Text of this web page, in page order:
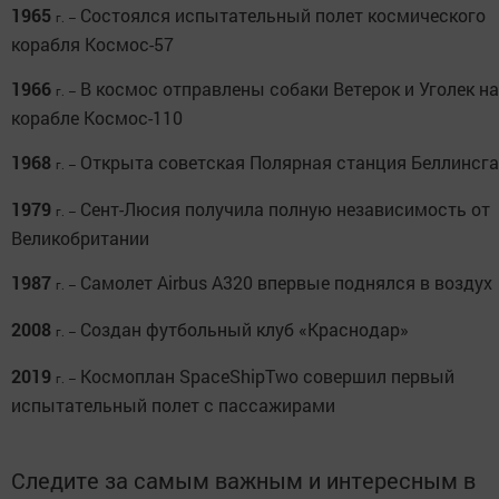
1965 г. – Состоялся испытательный полет космического
корабля Космос-57
1966 г. – В космос отправлены собаки Ветерок и Уголек на
корабле Космос-110
1968 г. – Открыта советская Полярная станция
1979 г. – Сент-Люсия получила полную независимость от
Великобритании
1987 г. – Самолет Airbus A320 впервые поднялся в воздух
2008 г. – Создан футбольный клуб «Краснодар»
2019 г. – Космоплан SpaceShipTwo совершил первый
испытательный полет с пассажирами
Следите за самым важным и интересным в